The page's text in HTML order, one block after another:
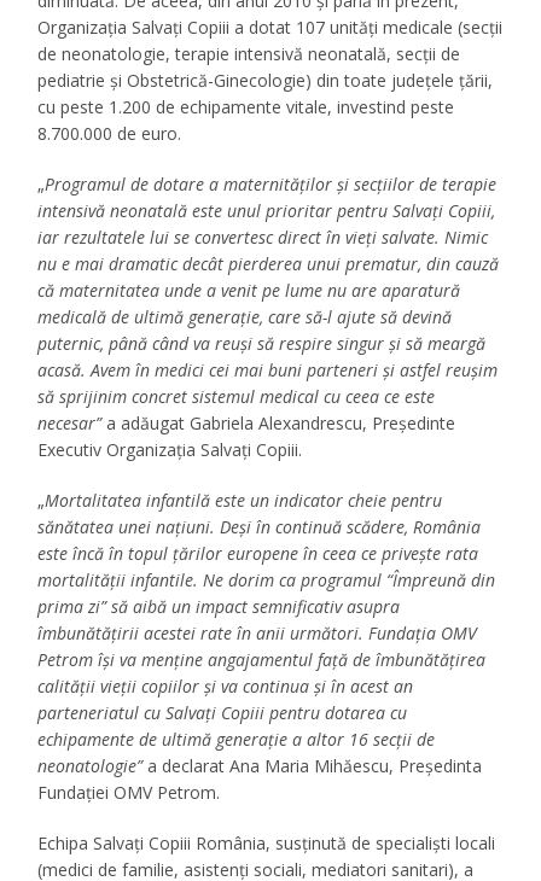
Organizația Salvați Copiii a dotat 107 unități medicale (secții
de neonatologie, terapie intensivă neonatală, secții de
pediatrie și Obstetrică-Ginecologie) din toate județele țării,
cu peste 1.200 de echipamente vitale, investind peste
8.700.000 de euro.
„Programul de dotare a maternităților și secțiilor de terapie
intensivă neonatală este unul prioritar pentru Salvați Copiii,
iar rezultatele lui se convertesc direct în vieți salvate. Nimic
nu e mai dramatic decât pierderea unui prematur, din cauză
că maternitatea unde a venit pe lume nu are aparatură
medicală de ultimă generație, care să-l ajute să devină
puternic, până când va reuși să respire singur și să meargă
acasă. Avem în medici cei mai buni parteneri și astfel reușim
să sprijinim concret sistemul medical cu ceea ce este
necesar” a adăugat Gabriela Alexandrescu, Președinte
Executiv Organizația Salvați Copiii.
„Mortalitatea infantilă este un indicator cheie pentru
sănătatea unei națiuni. Deși în continuă scădere, România
este încă în topul țărilor europene în ceea ce privește rata
mortalității infantile. Ne dorim caprogramul “Împreună din
prima zi” să aibă un impact semnificativ asupra
îmbunătățirii acestei rate în anii următori. Fundația OMV
Petrom își va menține angajamentul față de îmbunătățirea
calității vieții copiilor și va continua și în acest an
parteneriatul cu Salvați Copiii pentru dotarea cu
echipamente de ultimă generație a altor 16 secții de
neonatologie” a declarat Ana Maria Mihăescu, Președinta
Fundației OMV Petrom.
Echipa Salvați Copiii România, susținută de specialiști locali
(medici de familie, asistenți sociali, mediatori sanitari), a